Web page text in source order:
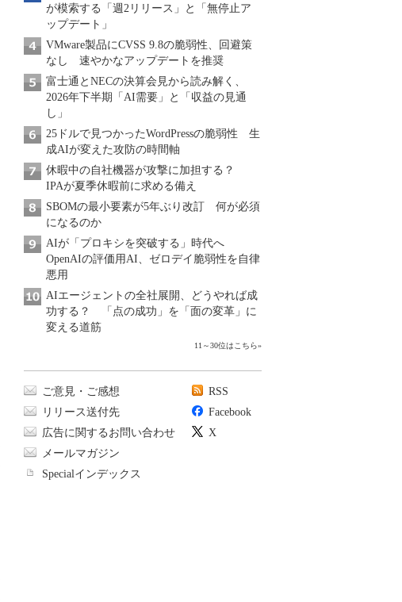
が模索する「週2リリース」と「無停止ア
ップデート」
VMware製品にCVSS 9.8の脆弱性、回避策
なし 速やかなアップデートを推奨
富士通とNECの決算会見から読み解く、
2026年下半期「AI需要」と「収益の見通
し」
25ドルで見つかったWordPressの脆弱性 生
成AIが変えた攻防の時間軸
休暇中の自社機器が攻撃に加担する？
IPAが夏季休暇前に求める備え
SBOMの最小要素が5年ぶり改訂 何が必須
になるのか
AIが「プロキシを突破する」時代へ
OpenAIの評価用AI、ゼロデイ脆弱性を自律
悪用
AIエージェントの全社展開、どうやれば成
功する？ 「点の成功」を「面の変革」に
変える道筋
11～30位はこちら»
ご意見・ご感想
リリース送付先
広告に関するお問い合わせ
メールマガジン
Specialインデックス
RSS
Facebook
X